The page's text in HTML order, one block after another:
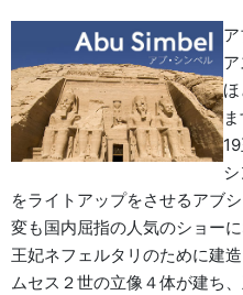
ほ
ま
をライトアップをさせるアブ
変も国内屈指の人気のショー
王妃ネフェルタリのために建
ムセス２世の立像４体が建ち